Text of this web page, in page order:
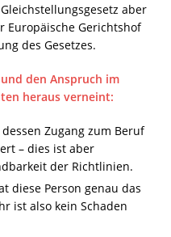
aber
Europäische Gerichtshof
des Gesetzes.
den Anspruch im
heraus verneint:
Zugang zum Beruf
– dies ist aber
der Richtlinien.
diese Person genau das
ist also kein Schaden